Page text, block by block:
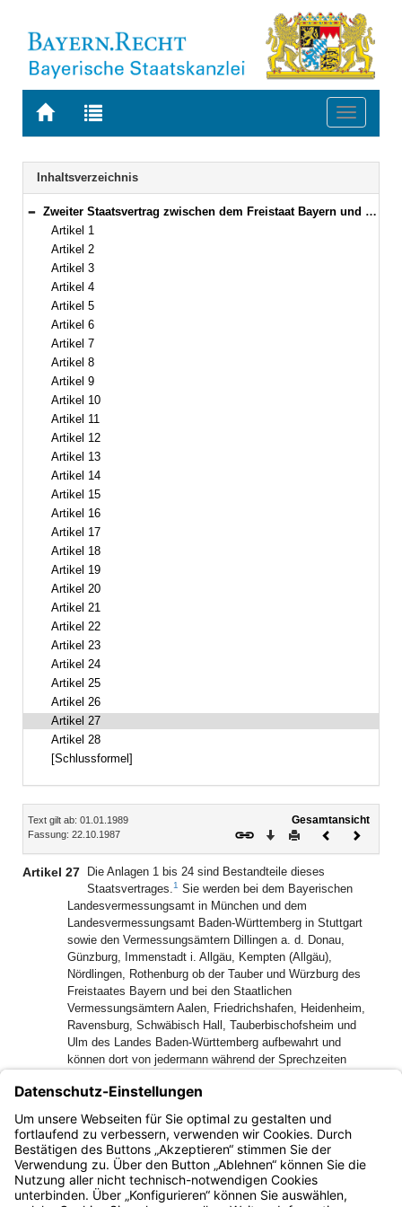
Zur
BAYERN.RECHT
Zur
letzten
Suche
Toggle
Navigation
Inhaltsverzeichnis
Bereich reduzieren
Zweiter Staatsvertrag zwischen dem Freistaat Bayern und dem Land Baden-Württemberg über die Änderung der Landesgrenze Vom 22. Oktober 1987 (Art. 1–28)
Artikel 1
Artikel 2
Artikel 3
Artikel 4
Artikel 5
Artikel 6
Artikel 7
Artikel 8
Artikel 9
Artikel 10
Artikel 11
Artikel 12
Artikel 13
Artikel 14
Artikel 15
Artikel 16
Artikel 17
Artikel 18
Artikel 19
Artikel 20
Artikel 21
Artikel 22
Artikel 23
Artikel 24
Artikel 25
Artikel 26
Artikel 27
Artikel 28
[Schlussformel]
Inhalt
Text gilt ab: 01.01.1989
Fassung: 22.10.1987
Gesamtansicht
Download
DruckenVorheriges
Artikel 27
Die Anlagen 1 bis 24 sind Bestandteile dieses
Staatsvertrages.1 Sie werden bei dem Bayerischen
Landesvermessungsamt in München und dem
Landesvermessungsamt Baden-Württemberg in Stuttgart
sowie den Vermessungsämtern Dillingen a. d. Donau,
Günzburg, Immenstadt i. Allgäu, Kempten (Allgäu),
Nördlingen, Rothenburg ob der Tauber und Würzburg des
Freistaates Bayern und bei den Staatlichen
Vermessungsämtern Aalen, Friedrichshafen, Heidenheim,
Ravensburg, Schwäbisch Hall, Tauberbischofsheim und
Ulm des Landes Baden-Württemberg aufbewahrt und
können dort von jedermann während der Sprechzeiten
1[Amtl. Anm.:]Vom Abdruck der Anlagen 1 bis 24 wurde
abgesehen (vgl. Art. 27).
Bayern.de